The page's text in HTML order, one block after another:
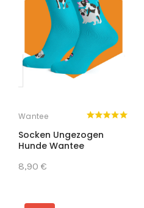
Wantee
Socken Ungezogen
Hunde Wantee
8,90 €